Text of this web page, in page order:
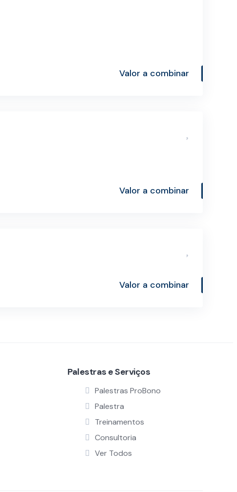
Valor a combinar
Valor a combinar
Valor a combinar
Palestras e Serviços
Palestras ProBono
Palestra
Treinamentos
Consultoria
Ver Todos